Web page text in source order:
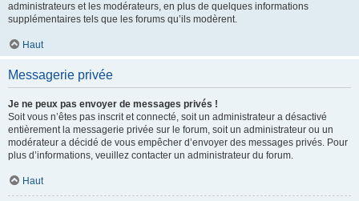
administrateurs et les modérateurs, en plus de quelques informations
supplémentaires tels que les forums qu’ils modèrent.
Haut
Messagerie privée
Je ne peux pas envoyer de messages privés !
Soit vous n’êtes pas inscrit et connecté, soit un administrateur a désactivé
entièrement la messagerie privée sur le forum, soit un administrateur ou un
modérateur a décidé de vous empêcher d’envoyer des messages privés. Pour
plus d’informations, veuillez contacter un administrateur du forum.
Haut